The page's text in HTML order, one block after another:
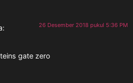
26 Desember 2018 pukul 5:36 PM
gate zero